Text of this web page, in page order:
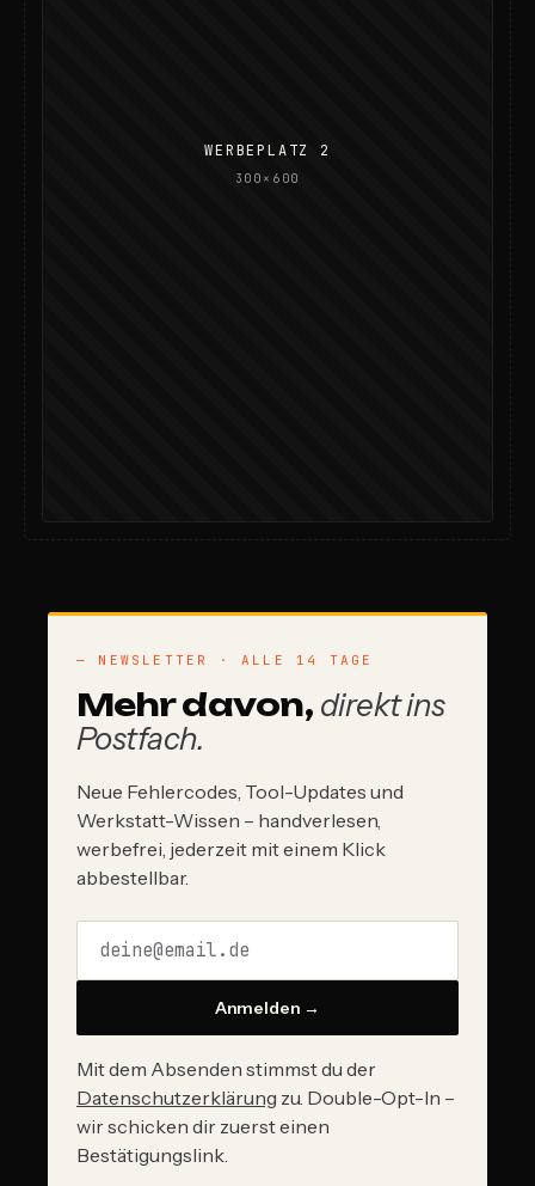
WERBEPLATZ 2
300×600
— NEWSLETTER · ALLE 14 TAGE
Mehr davon, direkt ins
Postfach.
Neue Fehlercodes, Tool-Updates und
Werkstatt-Wissen – handverlesen,
werbefrei, jederzeit mit einem Klick
abbestellbar.
Anmelden →
Mit dem Absenden stimmst du der
Datenschutzerklärung zu. Double-Opt-In –
wir schicken dir zuerst einen
Bestätigungslink.